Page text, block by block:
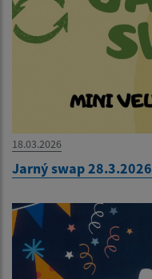
18.03.2026
Jarný swap 28.3.2026